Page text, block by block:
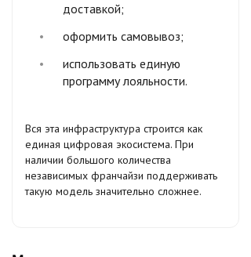
доставкой;
оформить самовывоз;
использовать единую
программу лояльности.
Вся эта инфраструктура строится как
единая цифровая экосистема. При
наличии большого количества
независимых франчайзи поддерживать
такую модель значительно сложнее.